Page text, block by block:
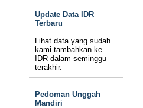
Update Data IDR
Terbaru
Lihat data yang sudah
kami tambahkan ke
IDR dalam seminggu
terakhir.
Pedoman Unggah
Mandiri